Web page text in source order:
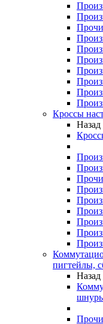
Кроссы
Назад
пигтейлы,
Назад